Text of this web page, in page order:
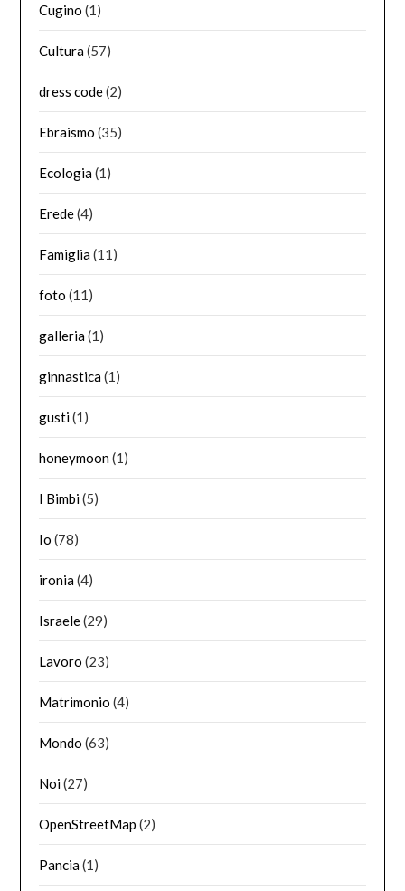
Cugino (1)
Cultura(57)
dress code(2)
Ebraismo (35)
Ecologia(1)
Erede(4)
Famiglia(11)
foto (11)
galleria(1)
ginnastica(1)
gusti(1)
honeymoon(1)
I Bimbi(5)
Io (78)
ironia(4)
Israele(29)
Lavoro (23)
Matrimonio (4)
Mondo (63)
Noi(27)
OpenStreetMap (2)
Pancia(1)